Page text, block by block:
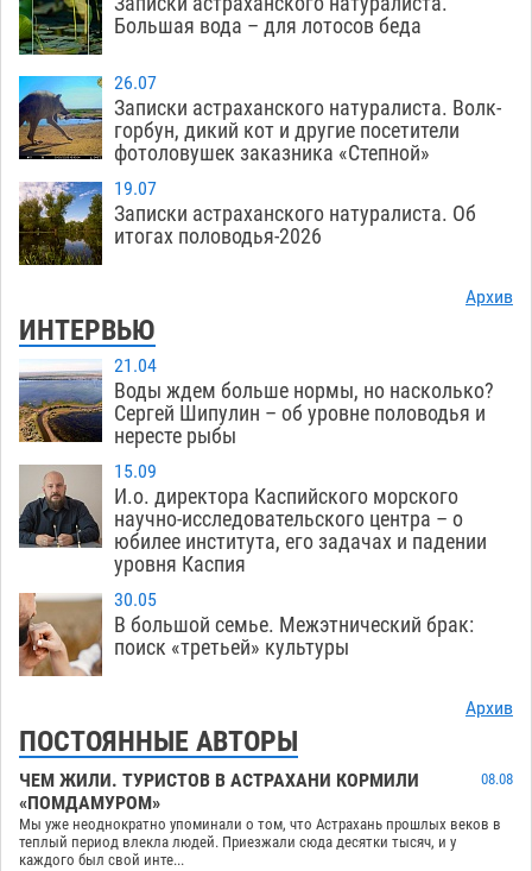
Большая вода – для лотосов беда
26.07
Записки астраханского натуралиста. Волк-
горбун, дикий кот и другие посетители
фотоловушек заказника «Степной»
19.07
Записки астраханского натуралиста. Об
итогах половодья-2026
Архив
ИНТЕРВЬЮ
21.04
Воды ждем больше нормы, но насколько?
Сергей Шипулин – об уровне половодья и
нересте рыбы
15.09
И.о. директора Каспийского морского
научно-исследовательского центра – о
юбилее института, его задачах и падении
уровня Каспия
30.05
В большой семье. Межэтнический брак:
поиск «третьей» культуры
Архив
ПОСТОЯННЫЕ АВТОРЫ
ЧЕМ ЖИЛИ. ТУРИСТОВ В АСТРАХАНИ КОРМИЛИ
«ПОМДАМУРОМ»
08.08
Мы уже неоднократно упоминали о том, что Астрахань прошлых веков в
теплый период влекла людей. Приезжали сюда десятки тысяч, и у
каждого был свой инте...